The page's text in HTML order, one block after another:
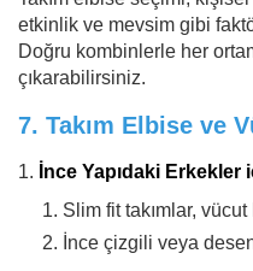
etkinlik ve mevsim gibi
Doğru kombinlerle her
çıkarabilirsiniz.
7. Takım Elbise ve
İnce Yapıdaki Erkekler
Slim fit takımlar,
İnce çizgili veya